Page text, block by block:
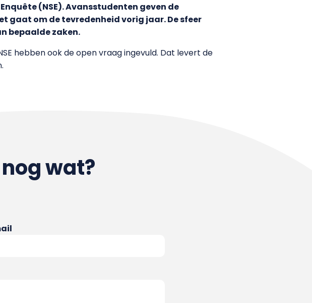
(NSE). Avansstudenten geven de
gaat om de tevredenheid vorig jaar. De sfeer
bepaalde zaken.
hebben ook de open vraag ingevuld. Dat levert de
wat?